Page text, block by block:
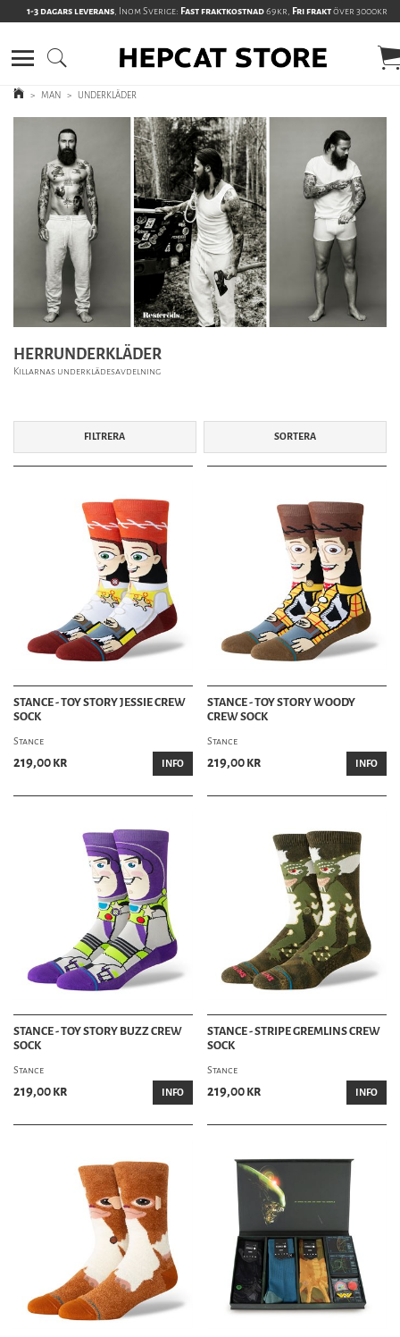
1-3 dagars leverans, Inom Sverige: Fast fraktkostnad69kr, Fri fraktöver 3000kr
> MAN > UNDERKLÄDER
HERRUNDERKLÄDER
Killarnas underklädesavdelning
FILTRERA SORTERA
STANCE - TOY STORY JESSIE CREW
SOCK
Stance
219,00 kr INFO
STANCE - TOY STORY WOODY
CREW SOCK
Stance
219,00 kr INFO
STANCE - TOY STORY BUZZ CREW
SOCK
Stance
219,00 kr INFO
STANCE - STRIPE GREMLINS CREW
SOCK
Stance
219,00 kr INFO